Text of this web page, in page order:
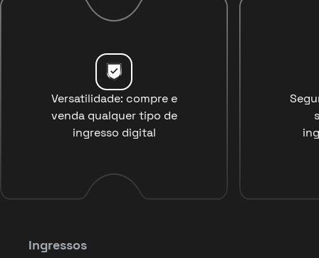
Versatilidade: compre e
venda qualquer tipo de
ingresso digital
Ingressos